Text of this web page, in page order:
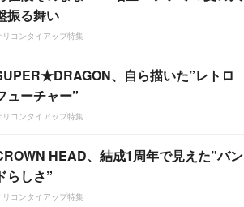
振る舞い
リコンタイアップ特集
、自ら描いた”レトロ
ューチャー”
リコンタイアップ特集
HEAD、結成1周年で見えた”バン
らしさ”
リコンタイアップ特集